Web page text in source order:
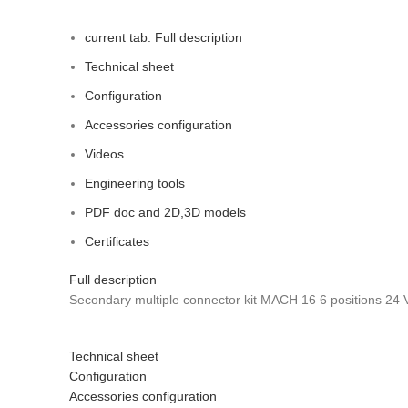
current tab: Full description
Technical sheet
Configuration
Accessories configuration
Videos
Engineering tools
PDF doc and 2D,3D models
Certificates
Full description
Secondary multiple connector kit MACH 16 6 positions 24
Technical sheet
Configuration
Accessories configuration